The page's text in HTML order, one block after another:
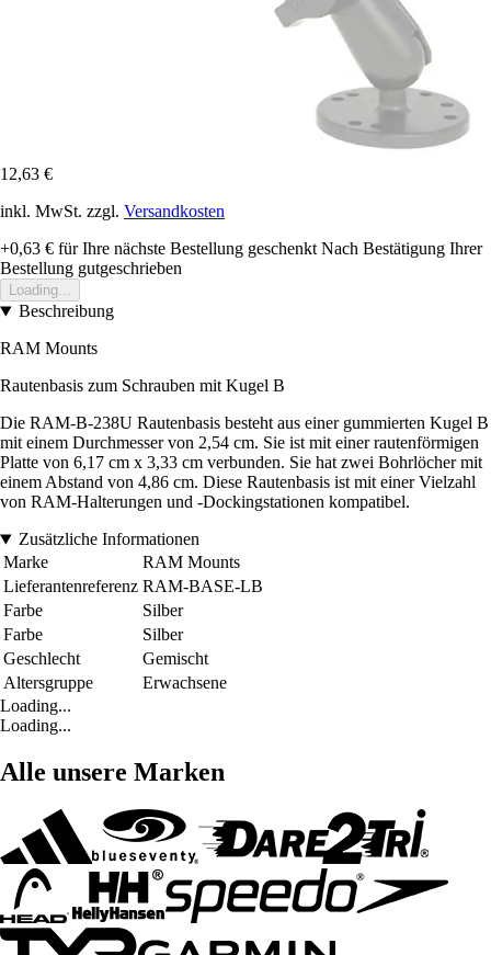
12,63 €
inkl. MwSt. zzgl. Versandkosten
+0,63 € für Ihre nächste Bestellung geschenkt Nach Bestätigung Ihrer
Bestellung gutgeschrieben
Loading...
Beschreibung
RAM Mounts
Rautenbasis zum Schrauben mit Kugel B
Die RAM-B-238U Rautenbasis besteht aus einer gummierten Kugel B
mit einem Durchmesser von 2,54 cm. Sie ist mit einer rautenförmigen
Platte von 6,17 cm x 3,33 cm verbunden. Sie hat zwei Bohrlöcher mit
einem Abstand von 4,86 cm. Diese Rautenbasis ist mit einer Vielzahl
von RAM-Halterungen und -Dockingstationen kompatibel.
Zusätzliche Informationen
Marke
RAM Mounts
Lieferantenreferenz RAM-BASE-LB
Farbe
Silber
Farbe
Silber
Geschlecht
Gemischt
Altersgruppe
Erwachsene
Loading...
Loading...
Alle unsere Marken